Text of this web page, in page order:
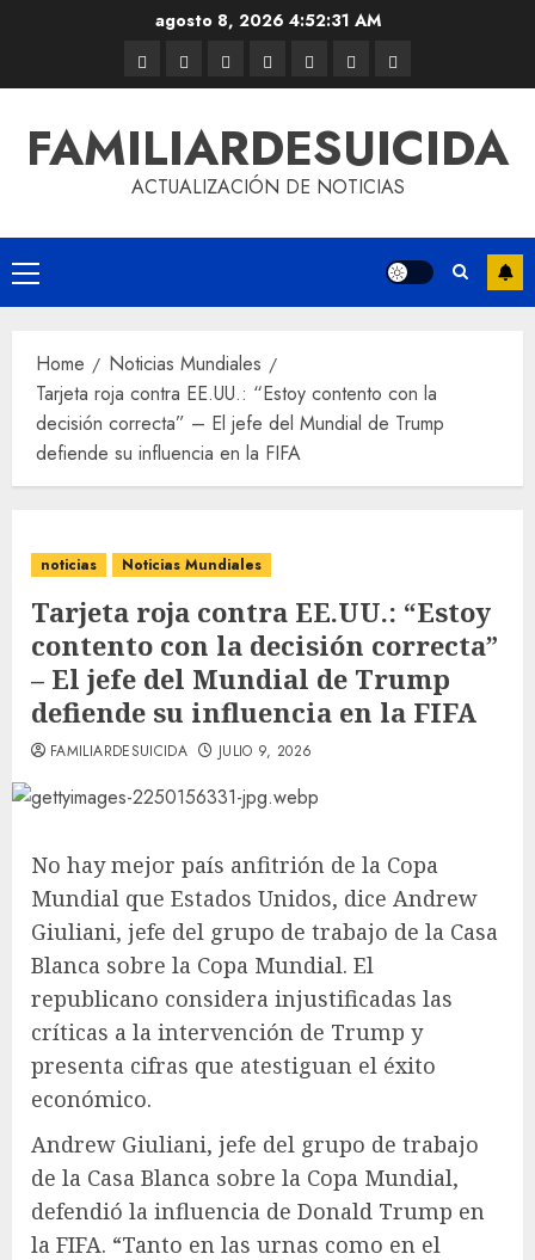
agosto 8, 2026 4:52:31 AM
FAMILIARDESUICIDA
ACTUALIZACIÓN DE NOTICIAS
Home
Noticias Mundiales
Tarjeta roja contra EE.UU.: “Estoy contento con la
decisión correcta” – El jefe del Mundial de Trump
defiende su influencia en la FIFA
noticias Noticias Mundiales
Tarjeta roja contra EE.UU.: “Estoy
contento con la decisión correcta”
– El jefe del Mundial de Trump
defiende su influencia en la FIFA
FAMILIARDESUICIDA JULIO 9, 2026
No hay mejor país anfitrión de la Copa
Mundial que Estados Unidos, dice Andrew
Giuliani, jefe del grupo de trabajo de la Casa
Blanca sobre la Copa Mundial. El
republicano considera injustificadas las
críticas a la intervención de Trump y
presenta cifras que atestiguan el éxito
económico.
Andrew Giuliani, jefe del grupo de trabajo
de la Casa Blanca sobre la Copa Mundial,
defendió la influencia de Donald Trump en
la FIFA. “Tanto en las urnas como en el